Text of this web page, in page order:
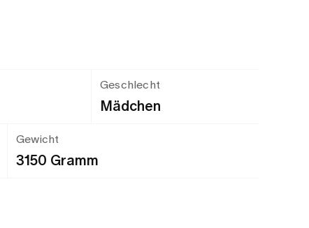
Geschlecht
Mädchen
Gewicht
3150 Gramm